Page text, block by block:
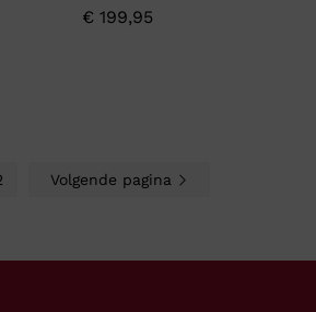
€ 199,95
Volgende pagina